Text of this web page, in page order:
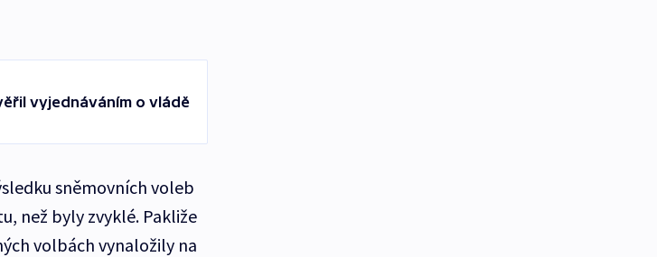
vyjednáváním o vládě
sněmovních voleb
než byly zvyklé. Pakliže
volbách vynaložily na